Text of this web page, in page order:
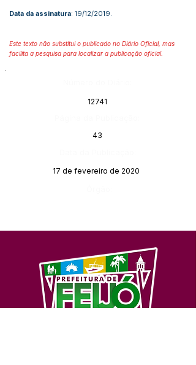
Data da assinatura: 19/12/2019.
Este texto não substitui o publicado no Diário Oficial, mas
facilita a pesquisa para localizar a publicação oficial.
12741
43
17 de fevereiro de 2020